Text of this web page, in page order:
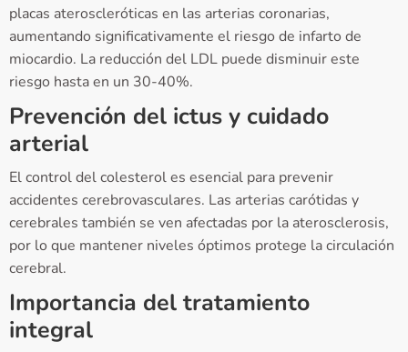
placas ateroscleróticas en las arterias coronarias,
aumentando significativamente el riesgo de infarto de
miocardio. La reducción del LDL puede disminuir este
riesgo hasta en un 30-40%.
Prevención del ictus y cuidado
arterial
El control del colesterol es esencial para prevenir
accidentes cerebrovasculares. Las arterias carótidas y
cerebrales también se ven afectadas por la aterosclerosis,
por lo que mantener niveles óptimos protege la circulación
cerebral.
Importancia del tratamiento
integral